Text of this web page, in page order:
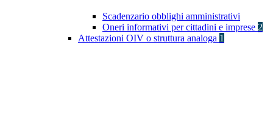
Scadenzario obblighi amministrativi
Oneri informativi per cittadini e imprese 2
Attestazioni OIV o struttura analoga 1